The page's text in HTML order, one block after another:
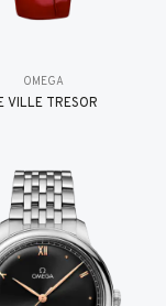
OMEGA
VILLE TRESOR